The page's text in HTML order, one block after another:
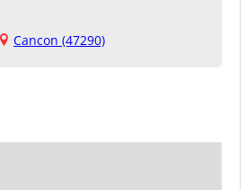
Cancon (47290)